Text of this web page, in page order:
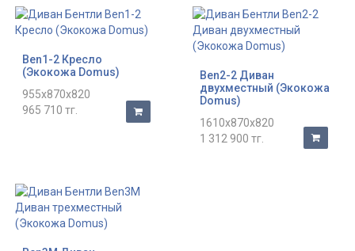
Ben1-2 Кресло
(Экокожа Domus)
955x870x820
965 710 тг.
Ben2-2 Диван
двухместный (Экокожа
Domus)
1610x870x820
1 312 900 тг.